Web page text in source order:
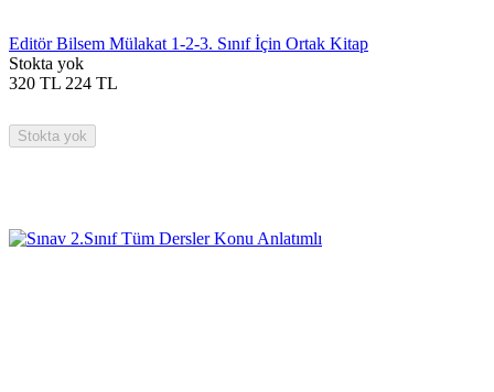
Editör Bilsem Mülakat 1-2-3. Sınıf İçin Ortak Kitap
Stokta yok
320 TL 224 TL
Stokta yok